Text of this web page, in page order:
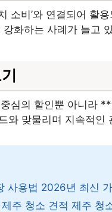
소비’와 연결되어
화하는 사례가 늘고
심의 할인뿐 아니라
와 맞물리며 지속적인
사용법 2026년 최신
주 청소 견적 제주